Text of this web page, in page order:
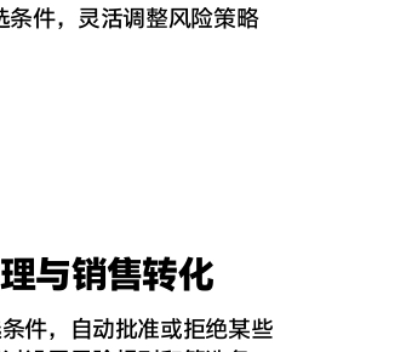
条件，灵活调整风险策略
与销售转化
件，自动批准或拒绝某些